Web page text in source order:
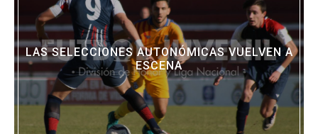
LAS SELECCIONES AUTONÓMICAS VUELVEN A
ESCENA